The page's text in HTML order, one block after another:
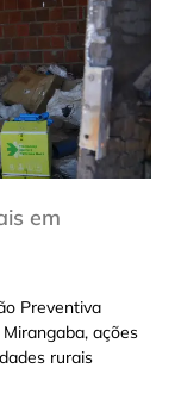
em
Preventiva
ações
rurais